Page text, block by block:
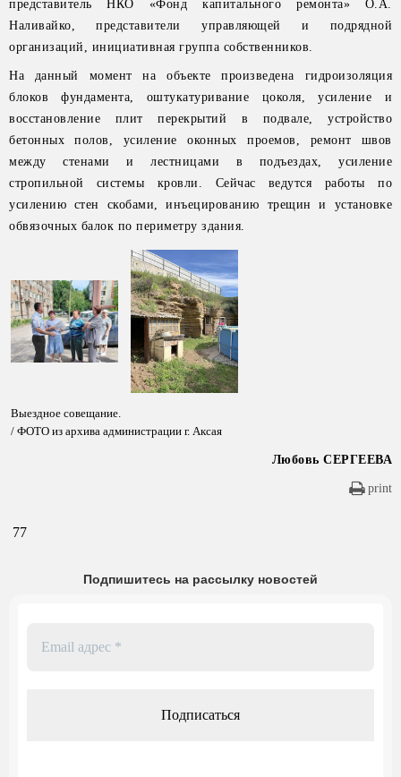
представитель НКО «Фонд капитального ремонта» О.А.
Наливайко, представители управляющей и подрядной
организаций, инициативная группа собственников.
На данный момент на объекте произведена гидроизоляция
блоков фундамента, оштукатуривание цоколя, усиление и
восстановление плит перекрытий в подвале, устройство
бетонных полов, усиление оконных проемов, ремонт швов
между стенами и лестницами в подъездах, усиление
стропильной системы кровли. Сейчас ведутся работы по
усилению стен скобами, инъецированию трещин и установке
обвязочных балок по периметру здания.
Выездное совещание.
/ ФОТО из архива администрации г. Аксая
Любовь СЕРГЕЕВА
print
77
Подпишитесь на рассылку новостей